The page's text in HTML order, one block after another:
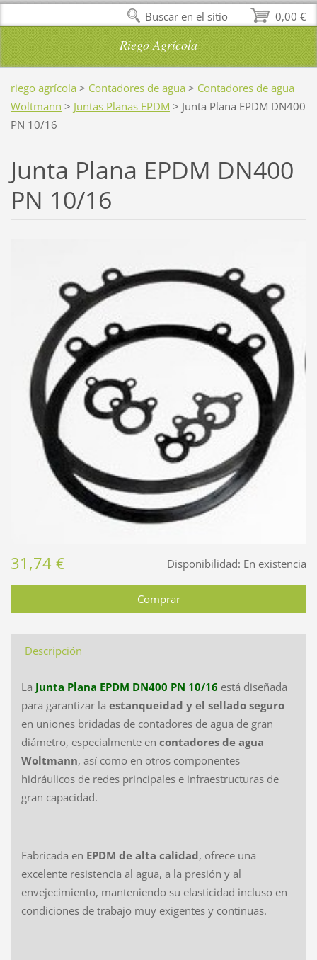
Riego Agrícola
riego agrícola > Contadores de agua > Contadores de agua
Woltmann > Juntas Planas EPDM > Junta Plana EPDM DN400
PN 10/16
Junta Plana EPDM DN400
PN 10/16
Disponibilidad: En existencia
31,74 €
Descripción
La Junta Plana EPDM DN400 PN 10/16 está diseñada
para garantizar la estanqueidad y el sellado seguro
en uniones bridadas de contadores de agua de gran
diámetro, especialmente en contadores de agua
Woltmann, así como en otros componentes
hidráulicos de redes principales e infraestructuras de
gran capacidad.
Fabricada en EPDM de alta calidad, ofrece una
excelente resistencia al agua, a la presión y al
envejecimiento, manteniendo su elasticidad incluso en
condiciones de trabajo muy exigentes y continuas.
0,00 €
Buscar en el sitio